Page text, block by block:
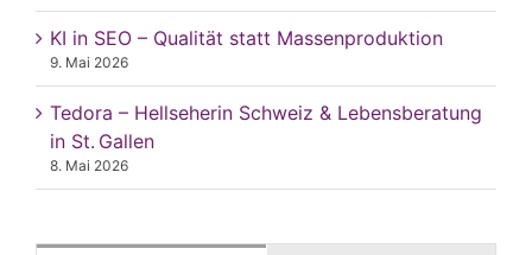
KI in SEO – Qualität statt Massenproduktion
9. Mai 2026
Tedora – Hellseherin Schweiz & Lebensberatung
in St. Gallen
8. Mai 2026